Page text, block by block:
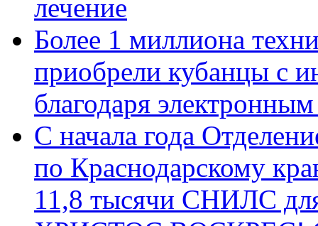
лечение
Более 1 миллиона
приобрели кубанцы с
благодаря
С начала года
по Краснодарскому
11,8 тысячи СНИЛС